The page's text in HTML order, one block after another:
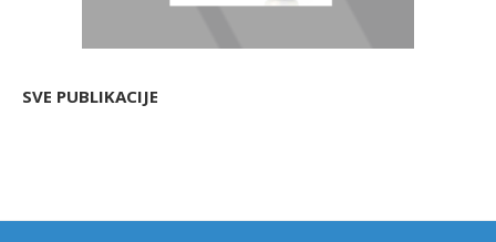
SVE PUBLIKACIJE